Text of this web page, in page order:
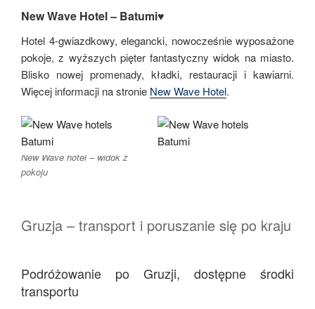
New Wave Hotel – Batumi♥
Hotel 4-gwiazdkowy, elegancki, nowocześnie wyposażone
pokoje, z wyższych pięter fantastyczny widok na miasto.
Blisko nowej promenady, kładki, restauracji i kawiarni.
Więcej informacji na stronie New Wave Hotel.
New Wave hotel – widok z
pokoju
Gruzja – transport i poruszanie się po kraju
Podróżowanie po Gruzji, dostępne środki
transportu